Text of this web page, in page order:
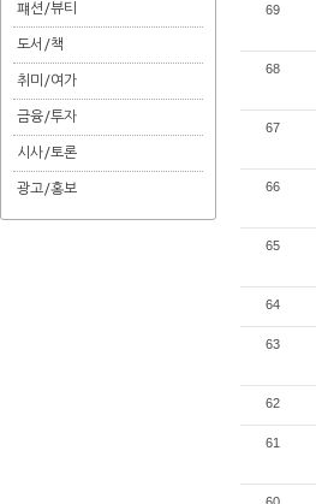
퍠션/뷰티
도서/책
취미/여가
금융/투자
시사/토론
광고/홍보
69
68
67
66
65
64
63
62
61